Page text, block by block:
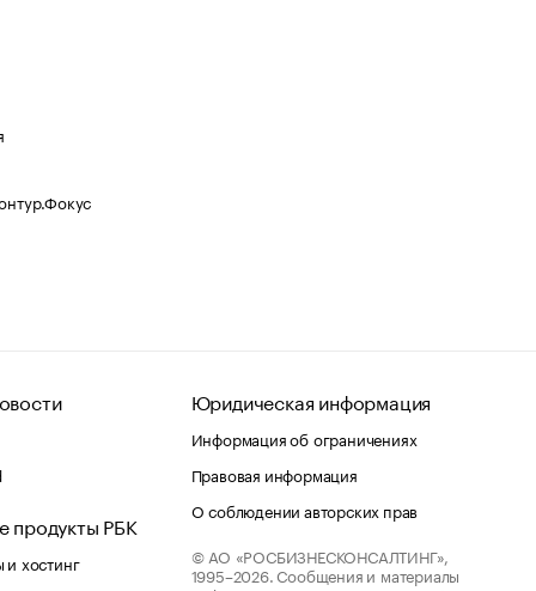
продукты РБК
хостинг
Юридическая информация
Информация об ограничениях
Правовая информация
О соблюдении авторских прав
© АО «РОСБИЗНЕСКОНСАЛТИНГ»,
1995–2026. Сообщения и материалы